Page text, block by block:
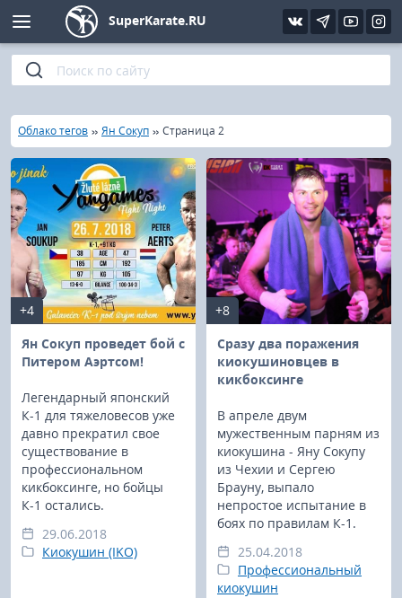
SuperKarate.RU
Главная
»
Облако тегов » Ян Сокуп » Страница 2
+4
Ян Сокуп проведет бой с
Питером Аэртсом!
Легендарный японский
К-1 для тяжеловесов уже
давно прекратил свое
существование в
профессиональном
кикбоксинге, но бойцы
К-1 остались.
29.06.2018
Киокушин (IKO)
+8
Сразу два поражения
киокушиновцев в
кикбоксинге
В апреле двум
мужественным парням из
киокушина - Яну Сокупу
из Чехии и Сергею
Брауну, выпало
непростое испытание в
боях по правилам К-1.
25.04.2018
Профессиональный
киокушин
Киокушинкай
Кёкусин (IFK)
Шинкиокушинкай
Кекусин-кан
Кикбоксинг и K-1
Бокс
UFC и MMA
Фото
Видео
Интервью
Статьи
Уроки каратэ
Файлы
Библиотека